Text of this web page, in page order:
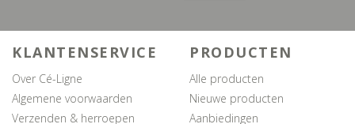
KLANTENSERVICE
Over Cé-Ligne
Algemene voorwaarden
Verzenden & herroepen
PRODUCTEN
Alle producten
Nieuwe producten
Aanbiedingen